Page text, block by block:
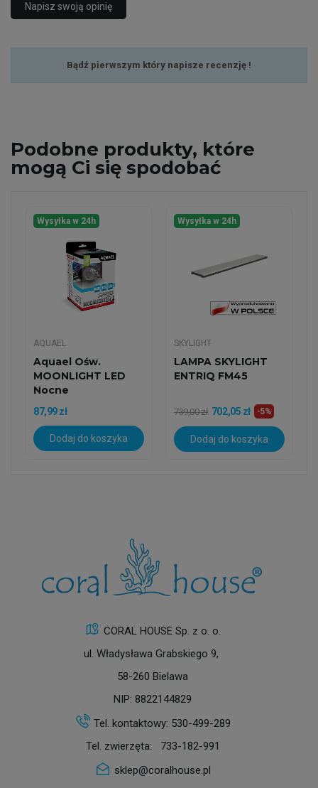
Napisz swoją opinię
Bądź pierwszym który napisze recenzję !
Podobne produkty, które
mogą Ci się spodobać
Wysyłka w 24h
AQUAEL
Aquael Ośw.
MOONLIGHT LED
Nocne
87,99 zł
Dodaj do koszyka
Wysyłka w 24h
SKYLIGHT
LAMPA SKYLIGHT
ENTRIQ FM45
739,00 zł 702,05 zł -5%
Dodaj do koszyka
CORAL HOUSE Sp. z o. o.
ul. Władysława Grabskiego 9,
58-260 Bielawa
NIP: 8822144829
Tel. kontaktowy: 530-499-289
Tel. zwierzęta: 733-182-991
sklep@coralhouse.pl